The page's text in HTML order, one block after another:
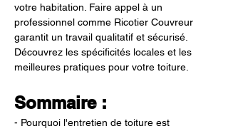
votre habitation. Faire appel à un
professionnel comme Ricotier Couvreur
garantit un travail qualitatif et sécurisé.
Découvrez les spécificités locales et les
meilleures pratiques pour votre toiture.
Sommaire :
- Pourquoi l'entretien de toiture est